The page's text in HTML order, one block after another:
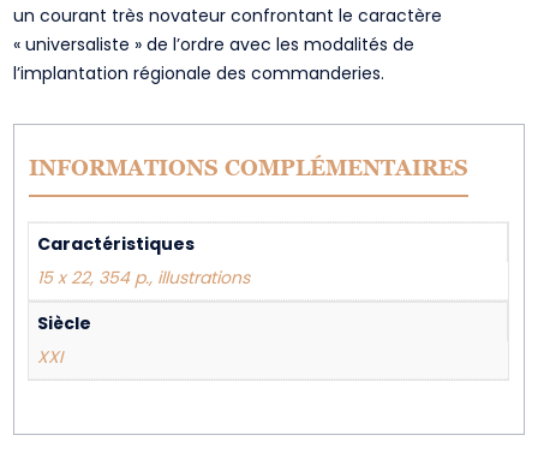
un courant très novateur confrontant le caractère
« universaliste » de l’ordre avec les modalités de
l’implantation régionale des commanderies.
INFORMATIONS COMPLÉMENTAIRES
Caractéristiques
15 x 22, 354 p., illustrations
Siècle
XXI